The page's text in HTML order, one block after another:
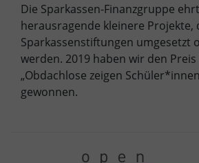
Die Sparkassen-Finanzgruppe
herausragende kleinere Projekte,
Sparkassenstiftungen umgesetzt
werden. 2019 haben wir den
„Obdachlose zeigen
gewonnen.